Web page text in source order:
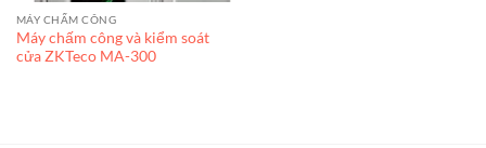
MÁY CHẤM CÔNG
Máy chấm công và kiểm soát
cửa ZKTeco MA-300